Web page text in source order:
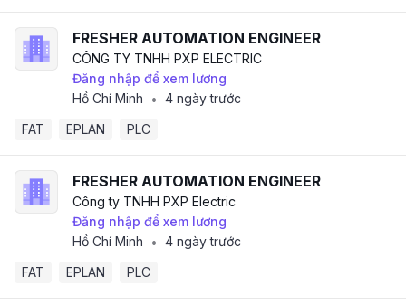
FRESHER AUTOMATION ENGINEER
CÔNG TY TNHH PXP ELECTRIC
Đăng nhập để xem lương
Hồ Chí Minh
• 4 ngày trước
FAT
EPLAN PLC
FRESHER AUTOMATION ENGINEER
Công ty TNHH PXP Electric
Đăng nhập để xem lương
Hồ Chí Minh
• 4 ngày trước
FAT
EPLAN PLC